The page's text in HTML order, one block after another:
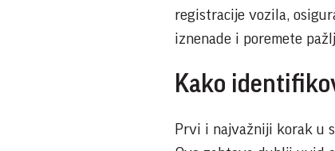
registracije vozila,
iznenade i poremete
Kako
Prvi i najvažniji korak u